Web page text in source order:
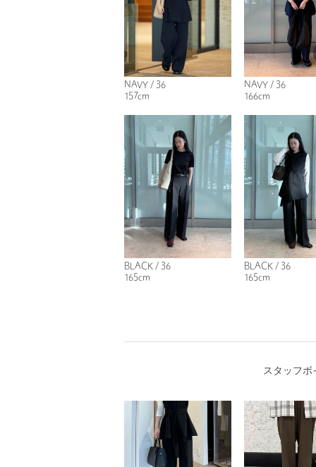
NAVY / 36
157cm
NAVY / 36
166cm
BLACK / 36
165cm
BLACK / 36
165cm
スタッフボ